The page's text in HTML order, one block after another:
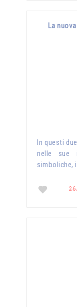
La
In questi
nelle sue
simboliche,